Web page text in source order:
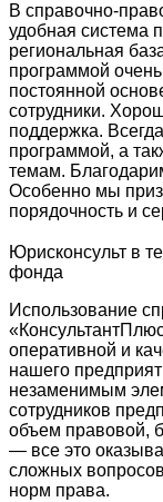
В справочно-
удобная система
региональная
программой
постоянной
сотрудники.
поддержка.
программой, а
темам.
Особенно мы
порядочность и
Юрисконсульт в
фонда
Использование
оперативной и
нашего
незаменимым
сотрудников
объем правовой,
— все это
сложных
норм права.